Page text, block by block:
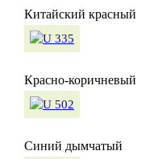
Китайский красный
Красно-коричневый
Синий дымчатый